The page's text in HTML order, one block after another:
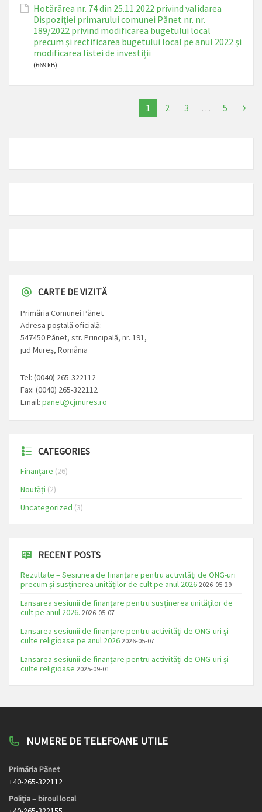
Hotărârea nr. 74 din 25.11.2022 privind validarea
Dispoziției primarului comunei Pănet nr. nr.
189/2022 privind modificarea bugetului local
precum și rectificarea bugetului local pe anul 2022 și
modificarea listei de investiții
(669 kB)
1 2 3 … 5
CARTE DE VIZITĂ
Primăria Comunei Pănet
Adresa poștală oficială:
547450 Pănet, str. Principală, nr. 191,
jud Mureș, România
Tel: (0040) 265-322112
Fax: (0040) 265-322112
Email: panet@cjmures.ro
CATEGORIES
Finanțare (26)
Noutăți (2)
Uncategorized (3)
RECENT POSTS
Rezultate – Sesiunea de finanțare pentru activități de ONG-uri
precum și susținerea unităților de cult pe anul 2026 2026-05-29
Lansarea sesiunii de finanțare pentru susținerea unităților de
cult pe anul 2026. 2026-05-07
Lansarea sesiunii de finanțare pentru activități de ONG-uri și
culte religioase pe anul 2026 2026-05-07
Lansarea sesiunii de finanțare pentru activități de ONG-uri și
culte religioase 2025-09-01
NUMERE DE TELEFOANE UTILE
Primăria Pănet
+40-265-322112
Poliția – biroul local